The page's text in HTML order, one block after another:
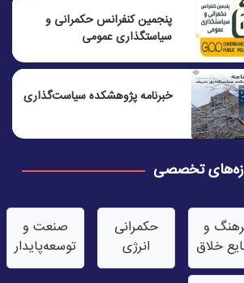
پنجمين كنفرانس حكمرانی و
سياستگذاری عمومی
خبرنامه پژوهشکده سیاست‌گذاری
تخصصی
و
خلاق
حکمرانی
انرژی
صنعت‌ و
توسعه‌پایدار